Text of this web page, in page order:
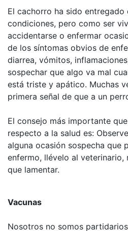
El cachorro ha sido entregado
condiciones, pero como ser
accidentarse o enfermar
de los síntomas obvios de
diarrea, vómitos,
sospechar que algo va mal
está triste y apático. Muchas
primera señal de que a un
El consejo más importante
respecto a la salud es:
alguna ocasión sospecha que
enfermo, llévelo al veterinario,
que lamentar.
Vacunas
Nosotros no somos